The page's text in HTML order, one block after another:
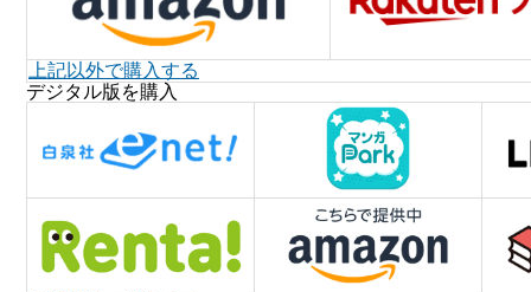
上記以外で購入する
デジタル版を購入